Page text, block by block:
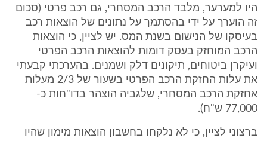
היו למערער, מלבד הרכב המסחרי, גם רכב פרטי (סכום
זה הוערך על ידי בהסתמך על נתונים של הוצאות רכב
בעיסקו של הנישום בשנת המס. יש לציין, כי הוצאות
הרכב המוחזק בעסק דומות להוצאות הרכב הפרטי
ועיקרן ביטוחים, תיקונים דלק ושמנים. בהערכתי קבעתי
את עלות החזקת הרכב הפרטי בשעור של 2/3 מעלות
אחזקת הרכב המסחרי, שלגביה הוצהר בדו"חות כ-
77,000 ש"ח).
ברצוני לציין, כי לא נלקחו בחשבון הוצאות מימון שהיו